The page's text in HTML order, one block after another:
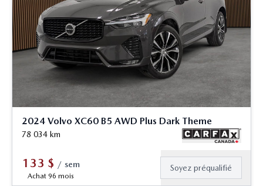
2024 Volvo XC60 B5 AWD Plus Dark Theme
78 034 km
133 $ / sem
Achat 96 mois
Soyez préqualifié